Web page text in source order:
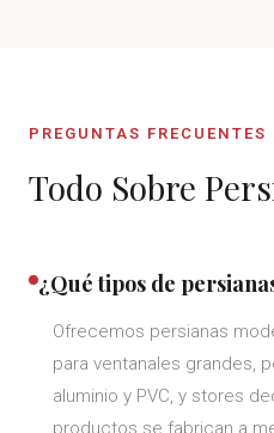
PREGUNTAS FRECUENTES
Todo Sobre
¿Qué tipos de
Ofrecemos persianas
para ventanales grandes,
aluminio y PVC, y stores
productos se fabrican a